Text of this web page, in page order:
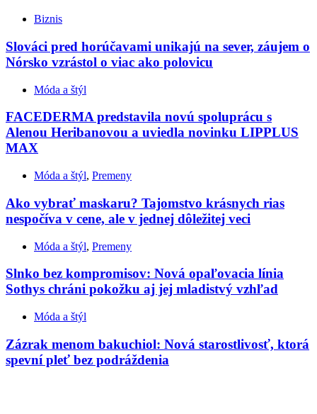
Biznis
Slováci pred horúčavami unikajú na sever, záujem o
Nórsko vzrástol o viac ako polovicu
Móda a štýl
FACEDERMA predstavila novú spoluprácu s
Alenou Heribanovou a uviedla novinku LIPPLUS
MAX
Móda a štýl, Premeny
Ako vybrať maskaru? Tajomstvo krásnych rias
nespočíva v cene, ale v jednej dôležitej veci
Móda a štýl, Premeny
Slnko bez kompromisov: Nová opaľovacia línia
Sothys chráni pokožku aj jej mladistvý vzhľad
Móda a štýl
Zázrak menom bakuchiol: Nová starostlivosť, ktorá
spevní pleť bez podráždenia